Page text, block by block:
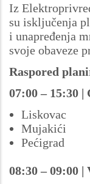
Iz
su isključenja
i unapređenja
svoje obaveze
Raspored
07:00 – 15:30 |
Liskovac
Mujakići
Pećigrad
08:30 – 09:00